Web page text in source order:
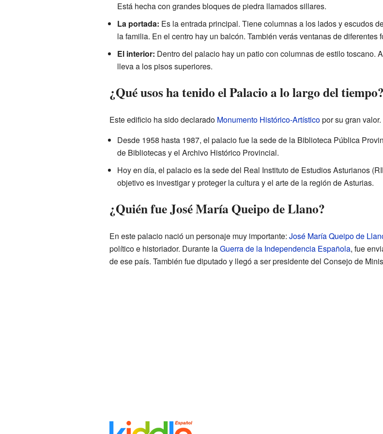
Está hecha con grandes bloques de piedra llamados sillares.
La portada: Es la entrada principal. Tiene columnas a los lados y escudos
la familia. En el centro hay un balcón. También verás ventanas de diferentes
El interior: Dentro del palacio hay un patio con columnas de estilo toscano.
lleva a los pisos superiores.
¿Qué usos ha tenido el Palacio a lo largo del tiempo?
Este edificio ha sido declarado Monumento Histórico-Artísticopor su gran valor.
Desde 1958 hasta 1987, el palacio fue la sede de la Biblioteca Pública
de Bibliotecas y el Archivo Histórico Provincial.
Hoy en día, el palacio es la sede del Real Instituto de Estudios Asturianos
objetivo es investigar y proteger la cultura y el arte de la región de Asturias.
¿Quién fue José María Queipo de Llano?
En este palacio nació un personaje muy importante: José María Queipo de
político e historiador. Durante laGuerra de la Independencia Española, fue
de ese país. También fue diputado y llegó a ser presidente del Consejo de